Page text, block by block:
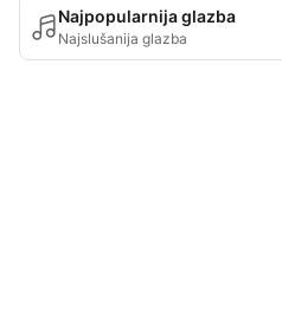
Najpopularnija glazba
Najslušanija glazba